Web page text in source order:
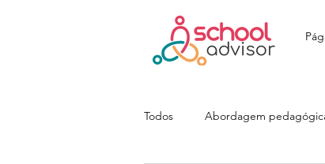
Todos Abordagem